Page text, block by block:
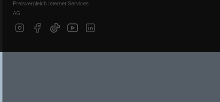
Preisvergleich Internet Services
AG